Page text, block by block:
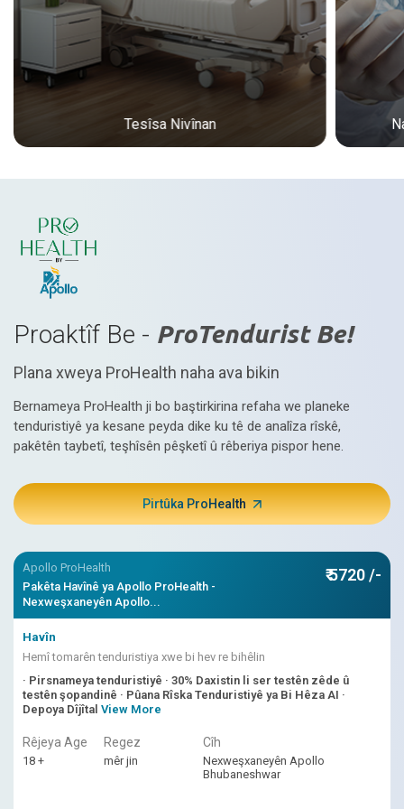
Tesîsa Nivînan
Proaktîf Be - ProTendurist Be!
Plana xweya ProHealth naha ava bikin
Bernameya ProHealth ji bo baştirkirina refaha we planeke
tenduristiyê ya kesane peyda dike ku tê de analîza rîskê,
pakêtên taybetî, teşhîsên pêşketî û rêberiya pispor hene.
Pirtûka ProHealth
Apollo ProHealth
Pakêta Havînê ya Apollo ProHealth -
Nexweşxaneyên Apollo...
₹ 5720 /-
Havîn
Hemî tomarên tenduristiya xwe bi hev re bihêlin
· Pirsnameya tenduristiyê · 30% Daxistin li ser testên zêde û
testên şopandinê · Pûana Rîska Tenduristiyê ya Bi Hêza AI ·
Depoya Dîjîtal View More
Rêjeya Age
18 +
Regez
mêr jin
Cîh
Nexweşxaneyên Apollo
Bhubaneshwar